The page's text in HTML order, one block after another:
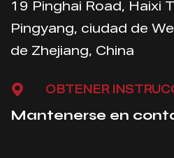
19 Pinghai Road, Haixi
Pingyang, ciudad de
de Zhejiang, China
OBTENER
Mantenerse en